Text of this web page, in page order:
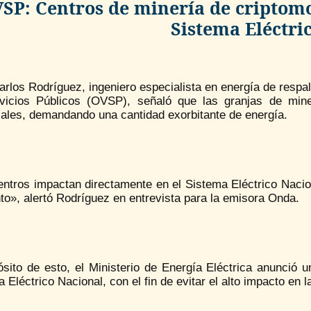
Centros de minería de
Sistema
Rodríguez, ingeniero especialista en energía de
Públicos (OVSP), señaló que las granjas de
demandando una cantidad exorbitante de energía.
impactan directamente en el Sistema Eléctrico
alertó Rodríguez en entrevista para la emisora Onda.
de esto, el Ministerio de Energía Eléctrica anunció
Eléctrico Nacional, con el fin de evitar el alto impacto en